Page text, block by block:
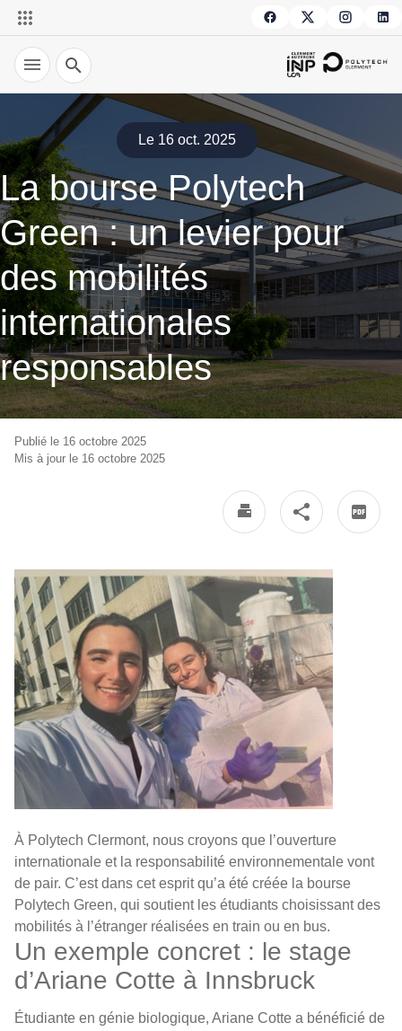
Recherche
Le 16 oct. 2025
La bourse Polytech
Green : un levier pour
des mobilités
internationales
responsables
Publié le 16 octobre 2025
Mis à jour le 16 octobre 2025
À Polytech Clermont, nous croyons que l’ouverture
internationale et la responsabilité environnementale vont
de pair. C’est dans cet esprit qu’a été créée la bourse
Polytech Green, qui soutient les étudiants choisissant des
mobilités à l’étranger réalisées en train ou en bus.
Un exemple concret : le stage
d’Ariane Cotte à Innsbruck
Étudiante en génie biologique, Ariane Cotte a bénéficié de